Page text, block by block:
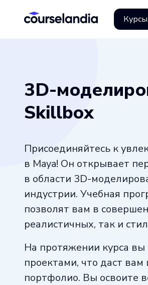
Курсы
3D-
Skillbox
Присоединяйтесь к
в Maya! Он открывает
в области 3D-
индустрии. Учебная
позволят вам в
реалистичных, так и
На протяжении курса
проектами, что даст
портфолио. Вы освоите